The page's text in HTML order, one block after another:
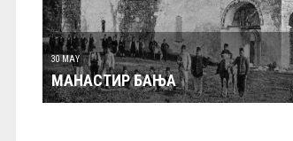
30 MAY
МАНАСТИР БАЊА